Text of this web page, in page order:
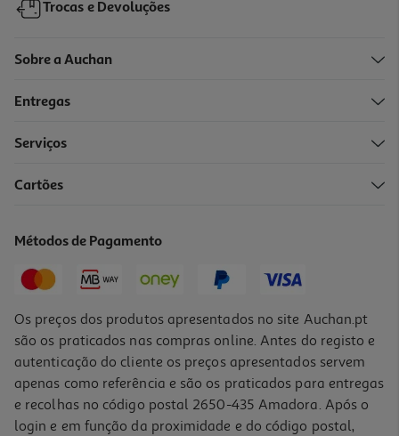
Trocas e Devoluções
Sobre a Auchan
Entregas
Serviços
Cartões
Métodos de Pagamento
Os preços dos produtos apresentados no site Auchan.pt
são os praticados nas compras online. Antes do registo e
autenticação do cliente os preços apresentados servem
apenas como referência e são os praticados para entregas
e recolhas no código postal 2650-435 Amadora. Após o
login e em função da proximidade e do código postal,